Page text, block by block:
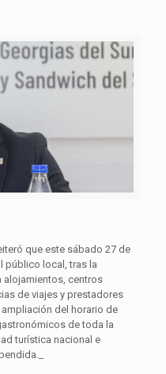
que este sábado 27 de
público local, tras la
centros
de viajes y prestadores
del horario de
de toda la
turística nacional e